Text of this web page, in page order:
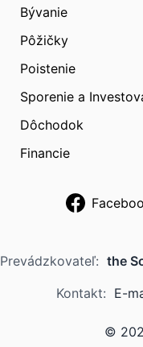
Bývanie
Pôžičky
Poistenie
Sporenie a
Dôchodok
Financie
Prevádzkovateľ: the
Kontakt: E-
©